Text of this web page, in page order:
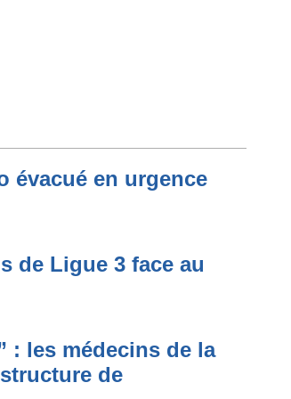
évacué en urgence
de Ligue 3 face au
: les médecins de la
de